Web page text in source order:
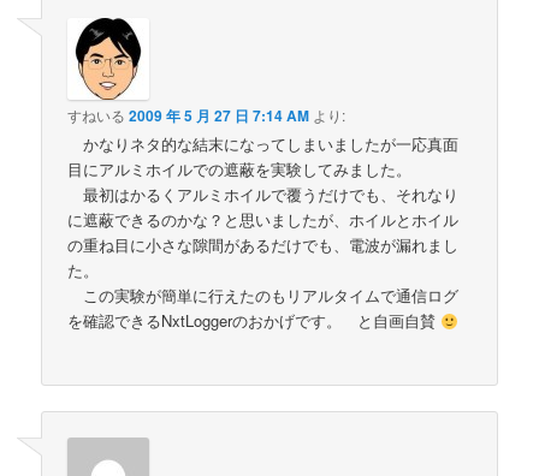
すねいる 2009 年 5 月 27 日 7:14 AM より:
かなりネタ的な結末になってしまいましたが一応真面
目にアルミホイルでの遮蔽を実験してみました。
最初はかるくアルミホイルで覆うだけでも、それなり
に遮蔽できるのかな？と思いましたが、ホイルとホイル
の重ね目に小さな隙間があるだけでも、電波が漏れまし
た。
この実験が簡単に行えたのもリアルタイムで通信ログ
を確認できるNxtLoggerのおかげです。 と自画自賛